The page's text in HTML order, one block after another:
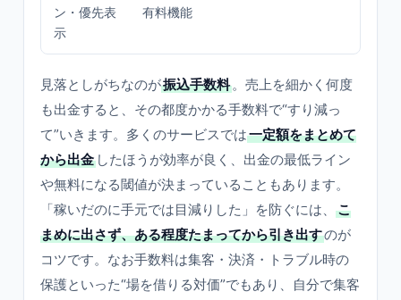
ン・優先表
示
有料機能
見落としがちなのが振込手数料。売上を細かく何度
も出金すると、その都度かかる手数料で“すり減っ
て”いきます。多くのサービスでは一定額をまとめて
から出金 したほうが効率が良く、出金の最低ライン
や無料になる閾値が決まっていることもあります。
「稼いだのに手元では目減りした」を防ぐには、
こ
まめに出さず、ある程度たまってから引き出すのが
コツです。なお手数料は集客・決済・トラブル時の
保護といった“場を借りる対価”でもあり、自分で集客